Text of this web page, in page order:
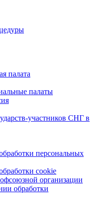
палата
палаты
участников СНГ в
персональных
cookie
организации
обработки